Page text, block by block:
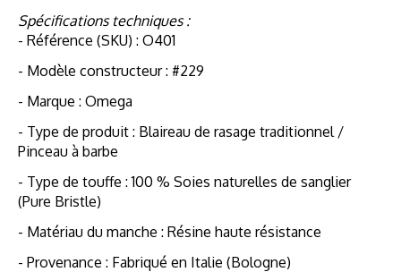
Spécifications techniques :
- Référence (SKU) : O401
- Modèle constructeur : #229
- Marque : Omega
- Type de produit : Blaireau de rasage traditionnel /
Pinceau à barbe
- Type de touffe : 100 % Soies naturelles de sanglier
(Pure Bristle)
- Matériau du manche : Résine haute résistance
- Provenance : Fabriqué en Italie (Bologne)